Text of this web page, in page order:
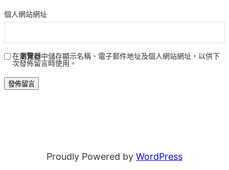
個人網站網址
在瀏覽器中儲存顯示名稱、電子郵件地址及個人網站網址，以供下
次發佈留言時使用。
Proudly Powered by WordPress